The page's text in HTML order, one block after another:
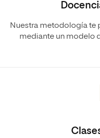
Nuestra metodología te
mediante un modelo